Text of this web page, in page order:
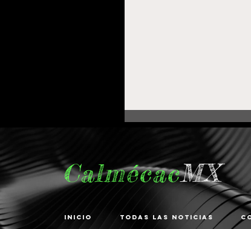
CalmécacMX
Inicio Todas las noticias